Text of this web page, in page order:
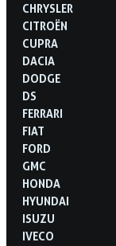
CHRYSLER
CITROËN
CUPRA
DACIA
DODGE
DS
FERRARI
FIAT
FORD
GMC
HONDA
HYUNDAI
ISUZU
IVECO